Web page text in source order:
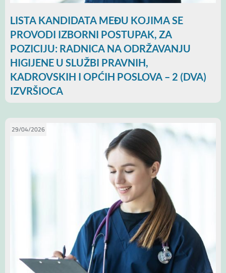
LISTA KANDIDATA MEĐU KOJIMA SE
PROVODI IZBORNI POSTUPAK, ZA
POZICIJU: RADNICA NA ODRŽAVANJU
HIGIJENE U SLUŽBI PRAVNIH,
KADROVSKIH I OPĆIH POSLOVA – 2 (DVA)
IZVRŠIOCA
29/04/2026